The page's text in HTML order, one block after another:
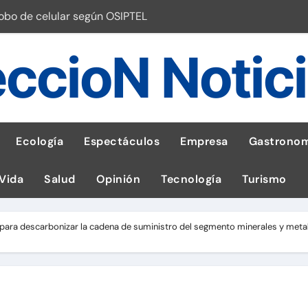
de celular según OSIPTEL
¡Descarga la app de Meridianbet y gana una jugada gratis
inspirado en la fuerza de un volcán
1,600 equipos educativos
por ignorar distancias de seguridad
de GEI en sus operaciones
Ecología Espectáculos Empresa
Salud Opinión Tecnología Turismo
descarbonizar la cadena de suministro del segmento minerales y